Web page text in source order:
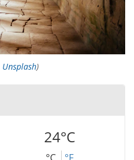
Unsplash)
24°C